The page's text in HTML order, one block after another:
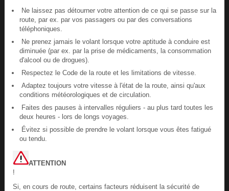
Ne laissez pas détourner votre attention de ce qui se passe sur la
route, par ex. par vos passagers ou par des conversations
téléphoniques.
Ne prenez jamais le volant lorsque votre aptitude à conduire est
diminuée (par ex. par la prise de médicaments, la consommation
d'alcool ou de drogues).
Respectez le Code de la route et les limitations de vitesse.
Adaptez toujours votre vitesse à l'état de la route, ainsi qu'aux
conditions météorologiques et de circulation.
Faites des pauses à intervalles réguliers - au plus tard toutes les
deux heures - lors de longs voyages.
Évitez si possible de prendre le volant lorsque vous êtes fatigué
ou tendu.
ATTENTION
!
Si, en cours de route, certains facteurs réduisent la sécurité de